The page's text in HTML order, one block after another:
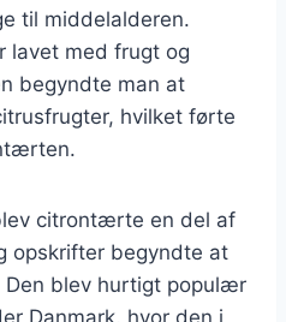
til middelalderen.
lavet med frugt og
begyndte man at
hvilket førte
citrontærte en del af
opskrifter begyndte at
Den blev hurtigt populær
Danmark, hvor den i